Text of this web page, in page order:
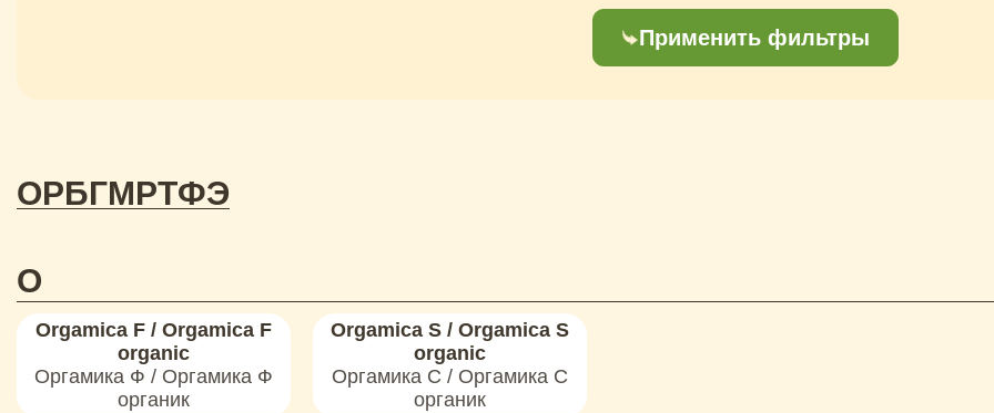
Применить фильтры
OPБГМРТФЭ
O
Orgamica F / Orgamica F
organic
Оргамика Ф / Оргамика Ф
органик
Orgamica S / Orgamica S
organic
Оргамика С / Оргамика С
органик